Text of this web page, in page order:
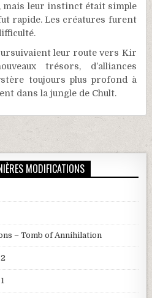
mais leur instinct était simple
rapide. Les créatures furent
leur route vers Kir
trésors, d’alliances
toujours plus profond à
dans la jungle de Chult.
MODIFICATIONS
– Tomb of Annihilation